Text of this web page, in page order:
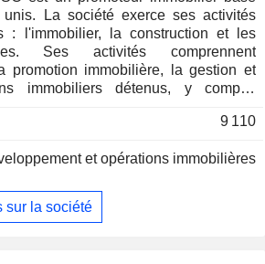
La société exerce ses activités
: l'immobilier, la construction et les
Ses activités comprennent
promotion immobilière, la gestion et
immobiliers détenus, y compris
immobiliers pour le compte de
Ses filiales comprennent notamment
LLC.
9 110
et opérations immobilières
sur la société